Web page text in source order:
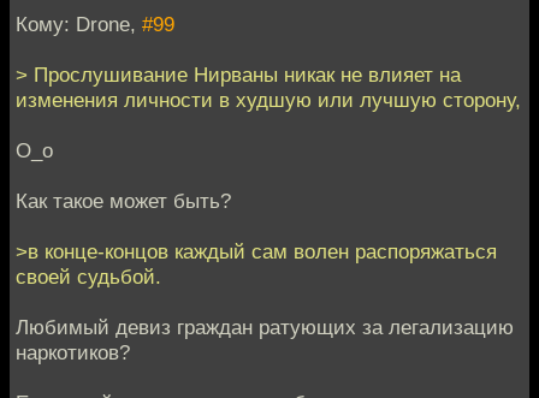
Кому: Drone, #99
> Прослушивание Нирваны никак не влияет на
изменения личности в худшую или лучшую сторону,
О_о
Как такое может быть?
>в конце-концов каждый сам волен распоряжаться
своей судьбой.
Любимый девиз граждан ратующих за легализацию
наркотиков?